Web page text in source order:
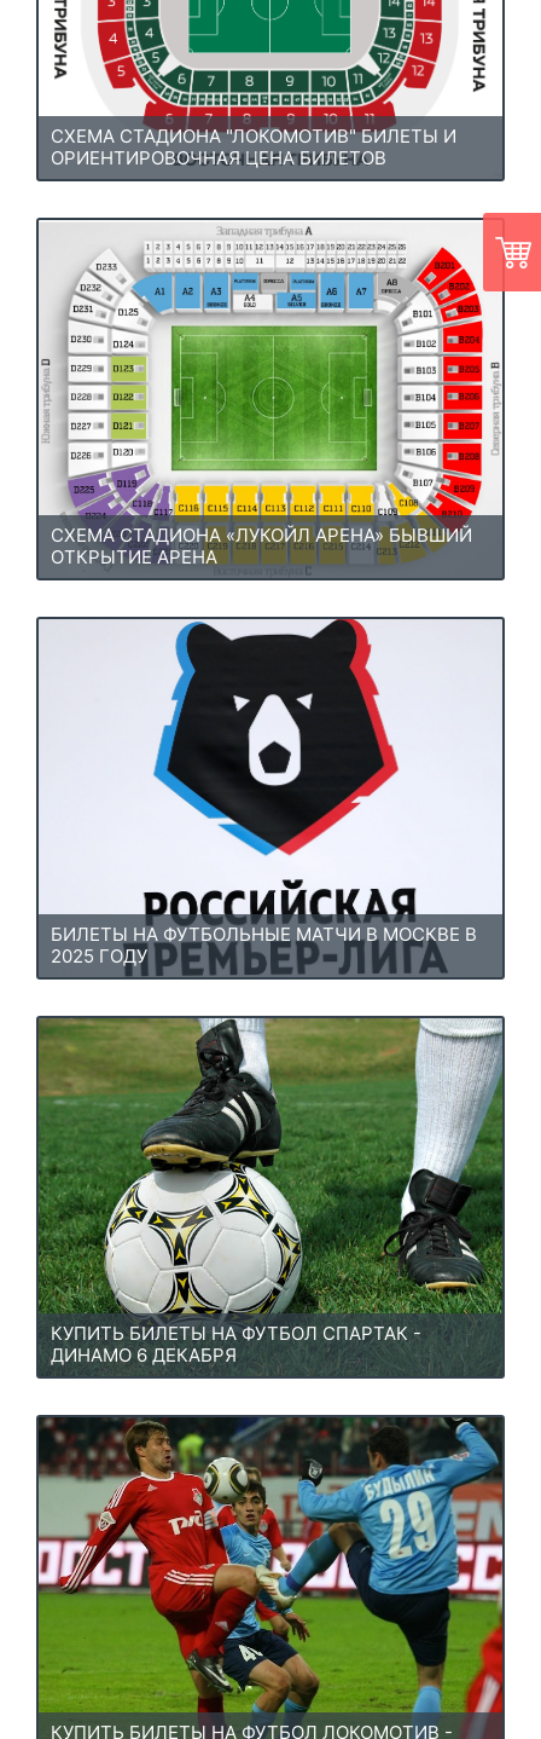
СХЕМА СТАДИОНА "ЛОКОМОТИВ" БИЛЕТЫ И
ОРИЕНТИРОВОЧНАЯ ЦЕНА БИЛЕТОВ
СХЕМА СТАДИОНА «ЛУКОЙЛ АРЕНА» БЫВШИЙ
ОТКРЫТИЕ АРЕНА
БИЛЕТЫ НА ФУТБОЛЬНЫЕ МАТЧИ В МОСКВЕ В
2025 ГОДУ
КУПИТЬ БИЛЕТЫ НА ФУТБОЛ СПАРТАК -
ДИНАМО 6 ДЕКАБРЯ
КУПИТЬ БИЛЕТЫ НА ФУТБОЛ ЛОКОМОТИВ -